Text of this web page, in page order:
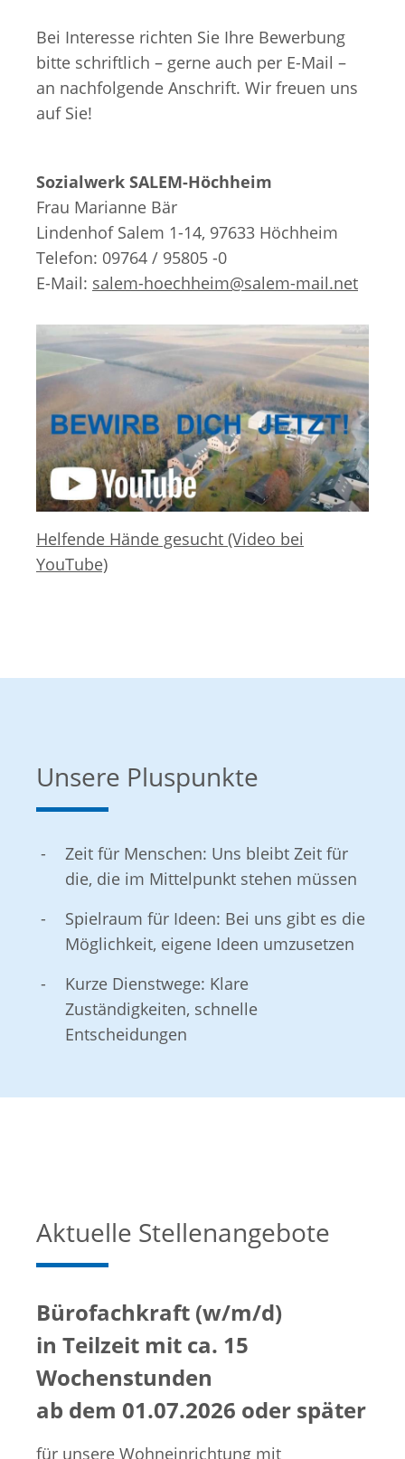
Bei Interesse richten Sie Ihre Bewerbung
bitte schriftlich – gerne auch per E-Mail –
an nachfolgende Anschrift. Wir freuen uns
auf Sie!
Sozialwerk SALEM-Höchheim
Frau Marianne Bär
Lindenhof Salem 1-14, 97633 Höchheim
Telefon: 09764 / 95805 -0
E-Mail: salem-hoechheim@salem-mail.net
Helfende Hände gesucht (Video bei
YouTube)
Unsere Pluspunkte
Zeit für Menschen: Uns bleibt Zeit für
die, die im Mittelpunkt stehen müssen
Spielraum für Ideen: Bei uns gibt es die
Möglichkeit, eigene Ideen umzusetzen
Kurze Dienstwege: Klare
Zuständigkeiten, schnelle
Entscheidungen
Aktuelle Stellenangebote
Bürofachkraft (w/m/d)
in Teilzeit mit ca. 15
Wochenstunden
ab dem 01.07.2026 oder später
für unsere Wohneinrichtung mit